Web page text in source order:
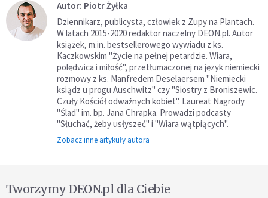
Autor: Piotr Żyłka
Dziennikarz, publicysta, człowiek z Zupy na Plantach.
W latach 2015-2020 redaktor naczelny DEON.pl. Autor
książek, m.in. bestsellerowego wywiadu z ks.
Kaczkowskim "Życie na pełnej petardzie. Wiara,
polędwica i miłość", przetłumaczonej na język niemiecki
rozmowy z ks. Manfredem Deselaersem "Niemiecki
ksiądz u progu Auschwitz" czy "Siostry z Broniszewic.
Czuły Kościół odważnych kobiet". Laureat Nagrody
"Ślad" im. bp. Jana Chrapka. Prowadzi podcasty
"Słuchać, żeby usłyszeć" i "Wiara wątpiących".
Zobacz inne artykuły autora
Tworzymy DEON.pl dla Ciebie